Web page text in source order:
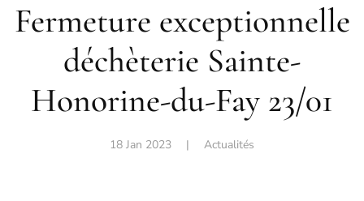
Fermeture exceptionnelle
déchèterie Sainte-
Honorine-du-Fay 23/01
18 Jan 2023 | Actualités